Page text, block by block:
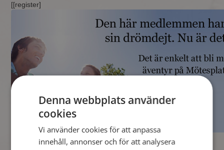
[[register]
Denna webbplats använder
cookies
Vi använder cookies för att anpassa
innehåll, annonser och för att analysera